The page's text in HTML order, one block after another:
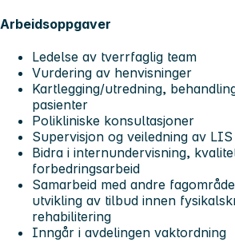
Arbeidsoppgaver
Ledelse av tverrfaglig team
Vurdering av henvisninger
Kartlegging/utredning,
pasienter
Polikliniske konsultasjoner
Supervisjon og veiledning av LIS
Bidra i internundervisning,
forbedringsarbeid
Samarbeid med andre
utvikling av tilbud innen
rehabilitering
Inngår i avdelingen vaktordning